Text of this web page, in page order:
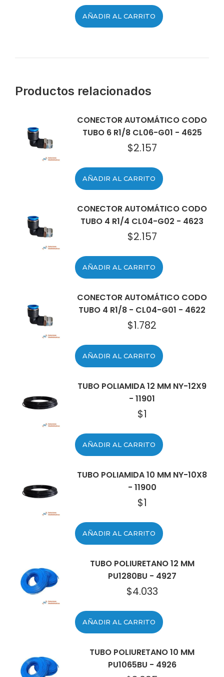
AÑADIR AL CARRITO
Productos relacionados
CONECTOR AUTOMÁTICO CODO
TUBO 6 R1/8 CL06-G01 - 4625
$2.157
AÑADIR AL CARRITO
CONECTOR AUTOMÁTICO CODO
TUBO 4 R1/4 CL04-G02 - 4623
$2.157
AÑADIR AL CARRITO
CONECTOR AUTOMÁTICO CODO
TUBO 4 R1/8 - CL04-G01 - 4622
$1.782
AÑADIR AL CARRITO
TUBO POLIAMIDA 12 MM NY-12X9
- 11901
$1
AÑADIR AL CARRITO
TUBO POLIAMIDA 10 MM NY-10X8
- 11900
$1
AÑADIR AL CARRITO
TUBO POLIURETANO 12 MM
PU1280BU - 4927
$4.033
AÑADIR AL CARRITO
TUBO POLIURETANO 10 MM
PU1065BU - 4926